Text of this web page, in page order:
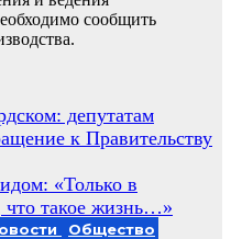
сообщить
депутатам
к Правительству
«Только в
что такое жизнь…»
Общество